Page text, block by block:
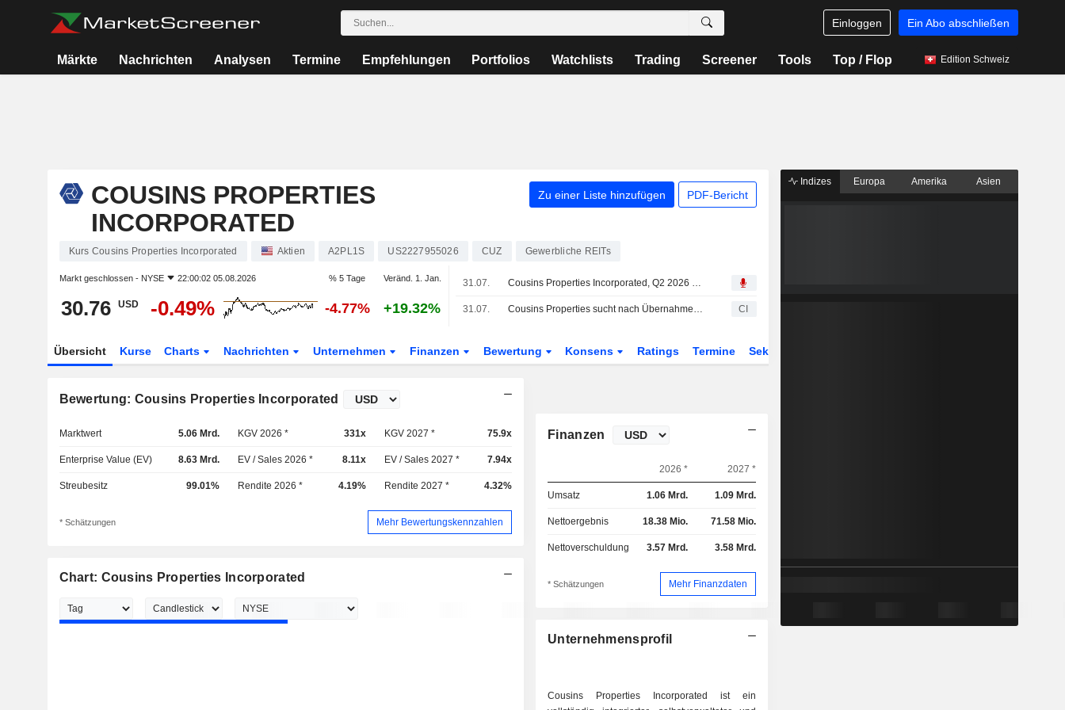
Einloggen Ein Abo abschließen
Märkte Nachrichten Analysen Termine Empfehlungen Portfolios Watchlists Trading Screener Tools Top / Flop Edition Schweiz
COUSINS PROPERTIES
INCORPORATED
Zu einer Liste hinzufügen PDF-Bericht
Kurs Cousins Properties Incorporated Aktien A2PL1S US2227955026 CUZ Gewerbliche REITs
Markt geschlossen - NYSE 22:00:02 05.08.2026 % 5 Tage Veränd. 1. Jan.
30.76 USD -0.49% -4.77% +19.32%
31.07. Cousins Properties Incorporated, Q2 2026 Earnings Call, Jul 31, 2026
31.07. Cousins Properties sucht nach Übernahmegelegenheiten CI
Übersicht Kurse Charts Nachrichten Unternehmen Finanzen Bewertung Konsens Ratings Termine Sektor
Bewertung: Cousins Properties Incorporated
Marktwert 5.06 Mrd. KGV 2026 * 331x KGV 2027 * 75.9x
Enterprise Value (EV) 8.63 Mrd. EV / Sales 2026 * 8.11x EV / Sales 2027 * 7.94x
Streubesitz 99.01% Rendite 2026 * 4.19% Rendite 2027 * 4.32%
* Schätzungen Mehr Bewertungskennzahlen
Chart: Cousins Properties Incorporated
Finanzen
2026 * 2027 *
Umsatz 1.06 Mrd. 1.09 Mrd.
Nettoergebnis 18.38 Mio. 71.58 Mio.
Nettoverschuldung 3.57 Mrd. 3.58 Mrd.
* Schätzungen Mehr Finanzdaten
Unternehmensprofil
Cousins Properties Incorporated ist ein
Indizes Europa Amerika Asien